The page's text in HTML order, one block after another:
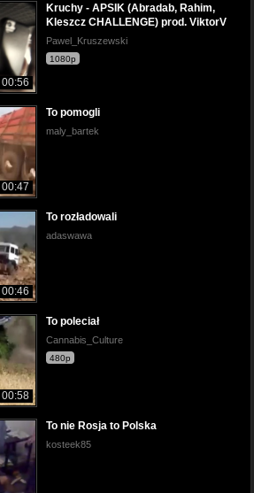
00:56
Kruchy - APSIK (Abradab, Rahim,
Kleszcz CHALLENGE) prod. ViktorV
Pawel_Kruszewski
1080p
00:47
To pomogli
maly_bartek
00:46
To rozładowali
adaswawa
00:58
To poleciał
Cannabis_Culture
480p
To nie Rosja to Polska
kosteek85